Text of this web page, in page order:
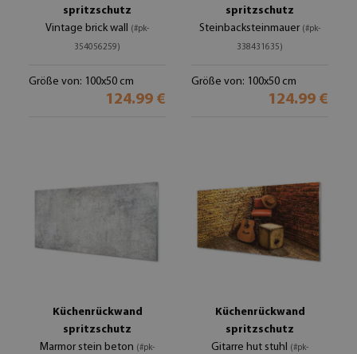
spritzschutz
Vintage brick wall (#pk-
354056259)
Größe von: 100x50 cm
124.99 €
spritzschutz
Steinbacksteinmauer (#pk-
338431635)
Größe von: 100x50 cm
124.99 €
Küchenrückwand
spritzschutz
Marmor stein beton (#pk-
Küchenrückwand
spritzschutz
Gitarre hut stuhl (#pk-